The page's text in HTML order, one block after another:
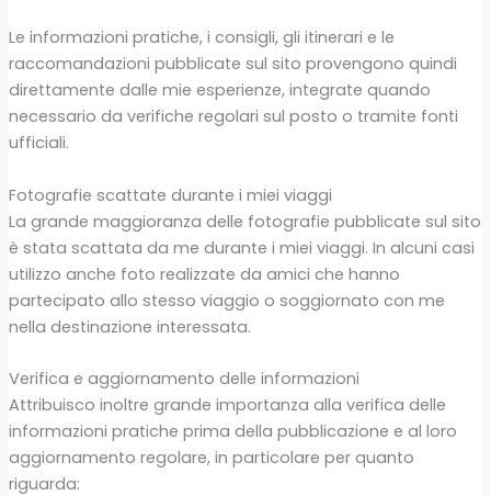
Le informazioni pratiche, i consigli, gli itinerari e le
raccomandazioni pubblicate sul sito provengono quindi
direttamente dalle mie esperienze, integrate quando
necessario da verifiche regolari sul posto o tramite fonti
ufficiali.
Fotografie scattate durante i miei viaggi
La grande maggioranza delle fotografie pubblicate sul sito
è stata scattata da me durante i miei viaggi. In alcuni casi
utilizzo anche foto realizzate da amici che hanno
partecipato allo stesso viaggio o soggiornato con me
nella destinazione interessata.
Verifica e aggiornamento delle informazioni
Attribuisco inoltre grande importanza alla verifica delle
informazioni pratiche prima della pubblicazione e al loro
aggiornamento regolare, in particolare per quanto
riguarda: